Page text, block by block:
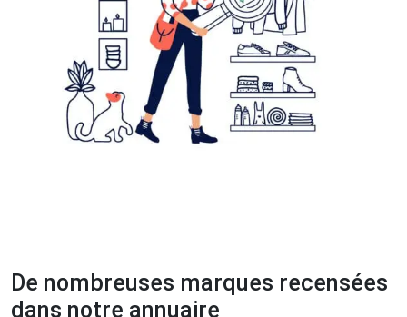
De nombreuses marques recensées
dans notre annuaire